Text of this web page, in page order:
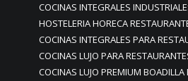
COCINAS INTEGRALES
HOSTELERIA HORECA
COCINAS INTEGRALES PARA
COCINAS LUJO PARA
COCINAS LUJO PREMIUM